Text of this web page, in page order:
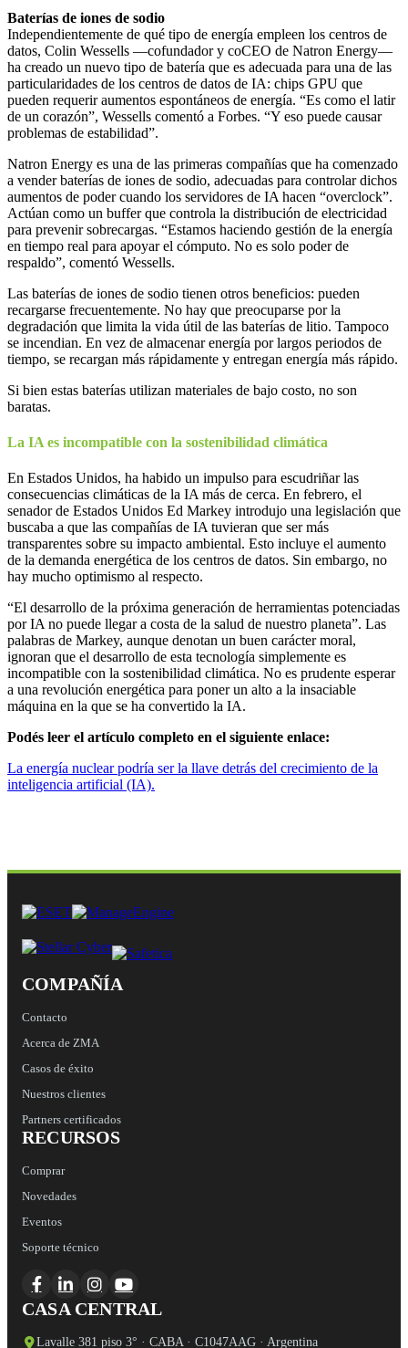
Baterías de iones de sodio
Independientemente de qué tipo de energía empleen los centros de
datos, Colin Wessells —cofundador y coCEO de Natron Energy—
ha creado un nuevo tipo de batería que es adecuada para una de las
particularidades de los centros de datos de IA: chips GPU que
pueden requerir aumentos espontáneos de energía. “Es como el latir
de un corazón”, Wessells comentó a Forbes. “Y eso puede causar
problemas de estabilidad”.
Natron Energy es una de las primeras compañías que ha comenzado
a vender baterías de iones de sodio, adecuadas para controlar dichos
aumentos de poder cuando los servidores de IA hacen “overclock”.
Actúan como un buffer que controla la distribución de electricidad
para prevenir sobrecargas. “Estamos haciendo gestión de la energía
en tiempo real para apoyar el cómputo. No es solo poder de
respaldo”, comentó Wessells.
Las baterías de iones de sodio tienen otros beneficios: pueden
recargarse frecuentemente. No hay que preocuparse por la
degradación que limita la vida útil de las baterías de litio. Tampoco
se incendian. En vez de almacenar energía por largos periodos de
tiempo, se recargan más rápidamente y entregan energía más rápido.
Si bien estas baterías utilizan materiales de bajo costo, no son
baratas.
La IA es incompatible con la sostenibilidad climática
En Estados Unidos, ha habido un impulso para escudriñar las
consecuencias climáticas de la IA más de cerca. En febrero, el
senador de Estados Unidos Ed Markey introdujo una legislación que
buscaba a que las compañías de IA tuvieran que ser más
transparentes sobre su impacto ambiental. Esto incluye el aumento
de la demanda energética de los centros de datos. Sin embargo, no
hay mucho optimismo al respecto.
“El desarrollo de la próxima generación de herramientas potenciadas
por IA no puede llegar a costa de la salud de nuestro planeta”. Las
palabras de Markey, aunque denotan un buen carácter moral,
ignoran que el desarrollo de esta tecnología simplemente es
incompatible con la sostenibilidad climática. No es prudente esperar
a una revolución energética para poner un alto a la insaciable
máquina en la que se ha convertido la IA.
Podés leer el artículo completo en el siguiente enlace:
La energía nuclear podría ser la llave detrás del crecimiento de la
inteligencia artificial (IA).
COMPAÑÍA
Contacto
Acerca de ZMA
Casos de éxito
Nuestros clientes
Partners certificados
RECURSOS
Comprar
Novedades
Eventos
Soporte técnico
CASA CENTRAL
Lavalle 381 piso 3° · CABA · C1047AAG · Argentina